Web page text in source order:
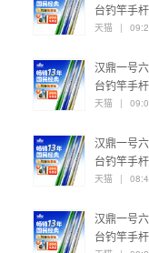
台钓竿手杆
天猫 |
汉鼎一号
台钓竿手杆
天猫 |
汉鼎一号
台钓竿手杆
天猫 |
汉鼎一号
台钓竿手杆